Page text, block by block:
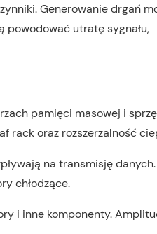
Generowanie drgań
powodować utratę sygnału,
pamięci masowej i
rack oraz rozszerzalność
na transmisję danych.
chłodzące.
i inne komponenty.